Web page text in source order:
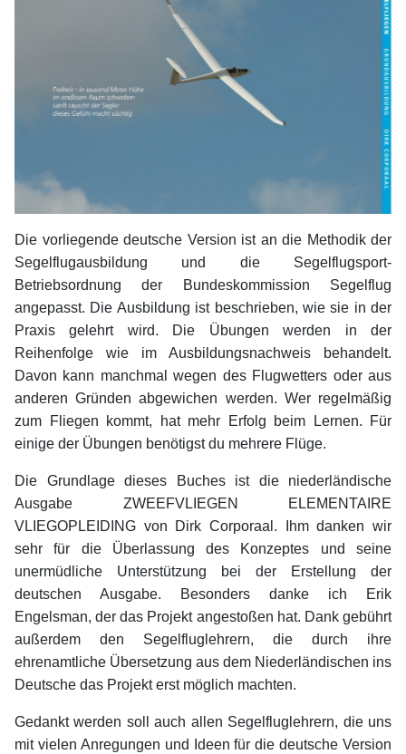
Die vorliegende deutsche Version ist an die Methodik der
Segelflugausbildung und die Segelflugsport-
Betriebsordnung der Bundeskommission Segelflug
angepasst. Die Ausbildung ist beschrieben, wie sie in der
Praxis gelehrt wird. Die Übungen werden in der
Reihenfolge wie im Ausbildungsnachweis behandelt.
Davon kann manchmal wegen des Flugwetters oder aus
anderen Gründen abgewichen werden. Wer regelmäßig
zum Fliegen kommt, hat mehr Erfolg beim Lernen. Für
einige der Übungen benötigst du mehrere Flüge.
Die Grundlage dieses Buches ist die niederländische
Ausgabe ZWEEFVLIEGEN ELEMENTAIRE
VLIEGOPLEIDING von Dirk Corporaal. Ihm danken wir
sehr für die Überlassung des Konzeptes und seine
unermüdliche Unterstützung bei der Erstellung der
deutschen Ausgabe. Besonders danke ich Erik
Engelsman, der das Projekt angestoßen hat. Dank gebührt
außerdem den Segelfluglehrern, die durch ihre
ehrenamtliche Übersetzung aus dem Niederländischen ins
Deutsche das Projekt erst möglich machten.
Gedankt werden soll auch allen Segelfluglehrern, die uns
mit vielen Anregungen und Ideen für die deutsche Version